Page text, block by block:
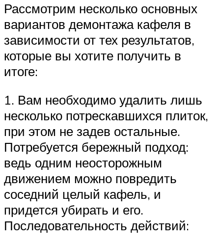
Рассмотрим несколько основных
вариантов демонтажа кафеля в
зависимости от тех результатов,
которые вы хотите получить в
итоге:
1. Вам необходимо удалить лишь
несколько потрескавшихся плиток,
при этом не задев остальные.
Потребуется бережный подход:
ведь одним неосторожным
движением можно повредить
соседний целый кафель, и
придется убирать и его.
Последовательность действий: